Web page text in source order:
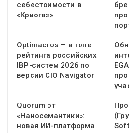
себестоимости в
«Криогаз»
Optimacros — в топе
рейтинга российских
IBP-систем 2026 по
версии CIO Navigator
Quorum от
«Наносемантики»:
новая ИИ-платформа